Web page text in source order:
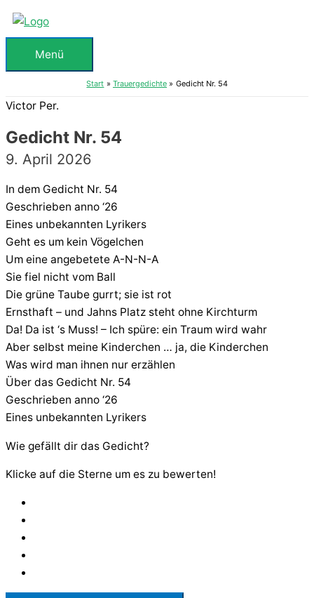
Zum
Inhalt
springenMenü
Menü
Start Trauergedichte Gedicht Nr. 54
Victor Per.
Gedicht Nr. 54
9. April 2026
In dem Gedicht Nr. 54
Geschrieben anno ‘26
Eines unbekannten Lyrikers
Geht es um kein Vögelchen
Um eine angebetete A-N-N-A
Sie fiel nicht vom Ball
Die grüne Taube gurrt; sie ist rot
Ernsthaft – und Jahns Platz steht ohne Kirchturm
Da! Da ist ‘s Muss! – Ich spüre: ein Traum wird wahr
Aber selbst meine Kinderchen … ja, die Kinderchen
Was wird man ihnen nur erzählen
Über das Gedicht Nr. 54
Geschrieben anno ‘26
Eines unbekannten Lyrikers
Wie gefällt dir das Gedicht?
Klicke auf die Sterne um es zu bewerten!